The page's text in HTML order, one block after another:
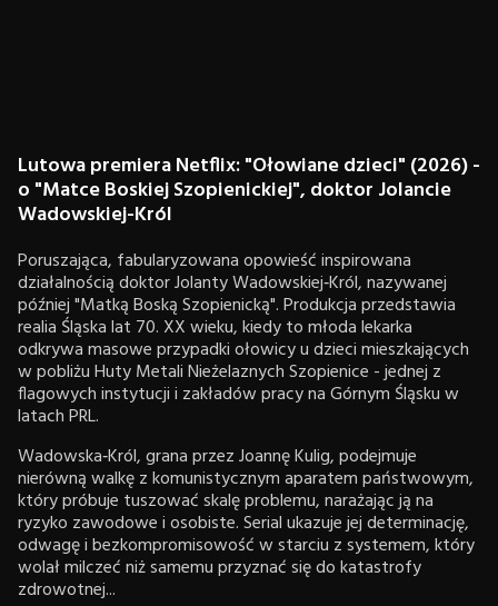
Lutowa premiera Netflix: "Ołowiane dzieci" (2026) -
o "Matce Boskiej Szopienickiej", doktor Jolancie
Wadowskiej-Król
Poruszająca, fabularyzowana opowieść inspirowana
działalnością doktor Jolanty Wadowskiej‑Król, nazywanej
później "Matką Boską Szopienicką". Produkcja przedstawia
realia Śląska lat 70. XX wieku, kiedy to młoda lekarka
odkrywa masowe przypadki ołowicy u dzieci mieszkających
w pobliżu Huty Metali Nieżelaznych Szopienice - jednej z
flagowych instytucji i zakładów pracy na Górnym Śląsku w
latach PRL.
Wadowska‑Król, grana przez Joannę Kulig, podejmuje
nierówną walkę z komunistycznym aparatem państwowym,
który próbuje tuszować skalę problemu, narażając ją na
ryzyko zawodowe i osobiste. Serial ukazuje jej determinację,
odwagę i bezkompromisowość w starciu z systemem, który
wolał milczeć niż samemu przyznać się do katastrofy
zdrowotnej...